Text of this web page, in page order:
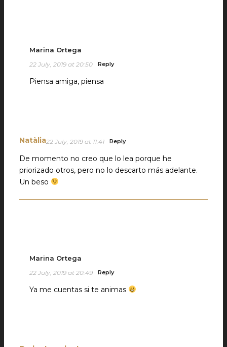
Marina Ortega
22 July, 2019 at 20:50 Reply
Piensa amiga, piensa
Natàlia22 July, 2019 at 11:41 Reply
De momento no creo que lo lea porque he
priorizado otros, pero no lo descarto más adelante.
Un beso
Marina Ortega
22 July, 2019 at 20:49 Reply
Ya me cuentas si te animas